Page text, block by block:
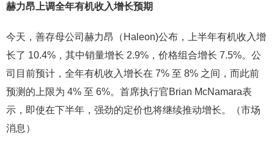
赫力昂上调全年有机收入增长预期
今天，善存母公司赫力昂（Haleon)公布，上半年有机收入增
长了 10.4%，其中销量增长 2.9%，价格组合增长 7.5%。公
司目前预计，全年有机收入增长在 7% 至 8% 之间，而此前
预测的上限为 4% 至 6%。首席执行官Brian McNamara表
示，即使在下半年，强劲的定价也将继续推动增长。（市场
消息）